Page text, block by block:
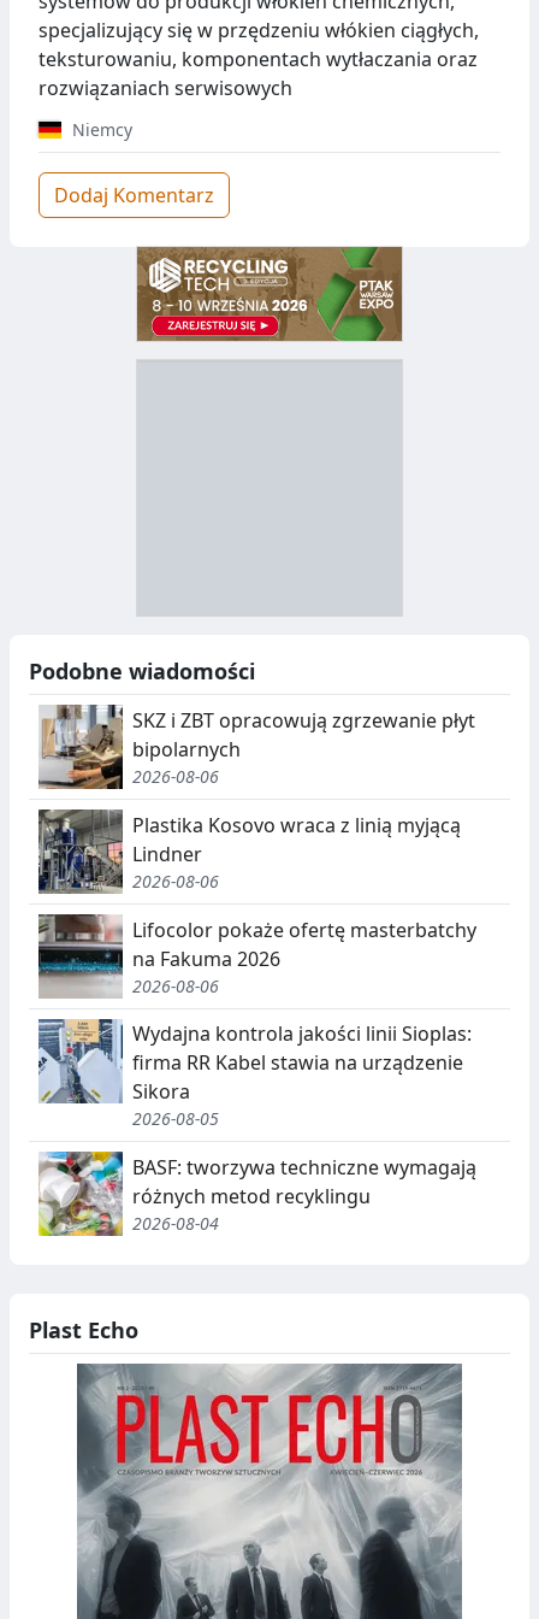
specjalizujący się w przędzeniu włókien ciągłych,
teksturowaniu, komponentach wytłaczania oraz
rozwiązaniach serwisowych
Niemcy
Dodaj Komentarz
N
I
E
,
S
E
G
R
E
G
A
C
J
A
,
R
Y
K
L
I
N
G
B
U
C
J
A
O
D
B
I
Podobne wiadomości
SKZ i ZBT opracowują zgrzewanie płyt
bipolarnych
2026-08-06
Plastika Kosovo wraca z linią myjącą
Lindner
2026-08-06
Lifocolor pokaże ofertę masterbatchy
na Fakuma 2026
2026-08-06
Wydajna kontrola jakości linii Sioplas:
firma RR Kabel stawia na urządzenie
Sikora
2026-08-05
BASF: tworzywa techniczne wymagają
różnych metod recyklingu
2026-08-04
Plast Echo